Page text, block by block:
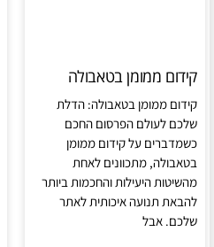
קידום ממומן בטאבולה
קידום ממומן בטאבולה: הדלת
שלכם לעולם הפרסום החכם
כשמדברים על קידום ממומן
בטאבולה, מתכוונים לאחת
מהשיטות היעילות והחכמות ביותר
להבאת תנועה איכותית לאתר
שלכם. אבל